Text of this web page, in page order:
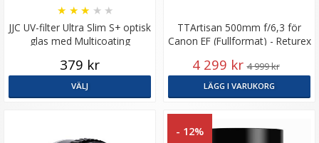
JJC UV-filter Ultra Slim S+ optisk
glas med Multicoating
★ ★ ★ ★ ★
379 kr
VÄLJ
TTArtisan 500mm f/6,3 för
Canon EF (Fullformat) - Returex
4 299 kr 4 999 kr
LÄGG I VARUKORG
- 12%